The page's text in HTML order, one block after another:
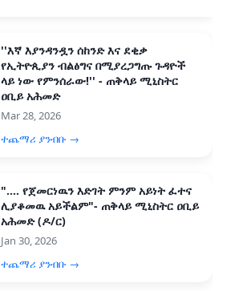
''እኛ እያንዳንዷን ሰከንድ እና ደቂቃ
የኢትዮጲያን ብልፅግና በሚያረጋግጡ ጉዳዮች
ላይ ነው የምንሰራው!'' - ጠቅላይ ሚኒስትር
ዐቢይ አሕመድ
Mar 28, 2026
ተጨማሪ ያንብቡ →
".... የጀመርነዉን እድገት ምንም አይነት ፈተና
ሊያቆመዉ አይችልም"- ጠቅላይ ሚኒስትር ዐቢይ
አሕመድ (ዶ/ር)
Jan 30, 2026
ተጨማሪ ያንብቡ →